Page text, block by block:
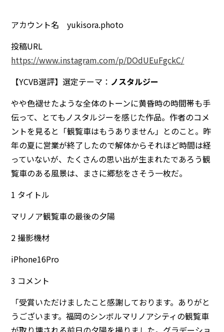
アカウント名 yukisora.photo
投稿URL
https://www.instagram.com/p/DOdUEuFgckC/
【YCVB選評】選定テーマ： ノスタルジー
やや色褪せたような全体のトーンに黄昏時の時間帯も手
伝って、とてもノスタルジーを感じた作品。作者のコメ
ントを見ると「観覧車はもうありません」とのこと。昨
年の夏に営業が終了したので解体からそれほど時間は経
っていないが、たくさんの思い出が生まれたであろう観
覧車のある風景は、まさに郷愁をさそう一枚だ。
1 タイトル
マリノア観覧車の最後の夕陽
2 撮影機材
iPhone16Pro
3 コメント
「受賞いただけましたこと感謝しております。ありがと
うございます。福岡のシンボルマリノアシティの観覧車